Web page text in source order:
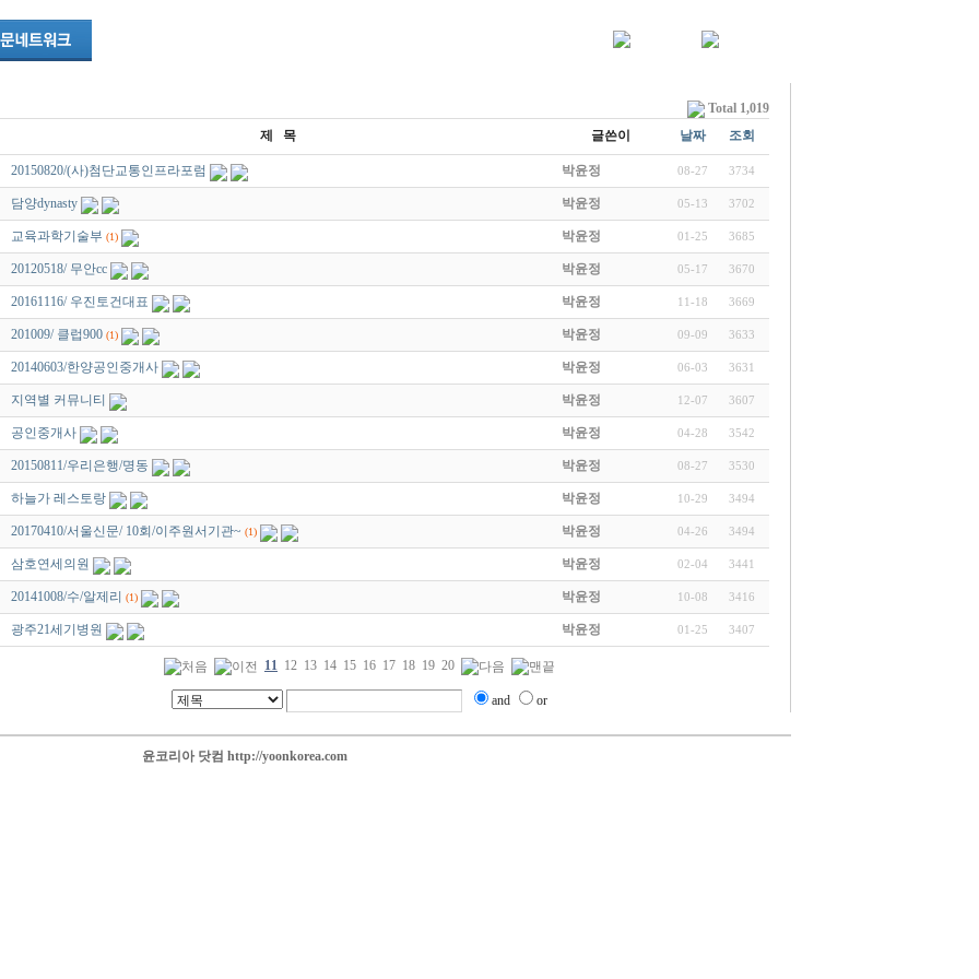
Total 1,019
제 목 글쓴이 날짜 조회
20150820/(사)첨단교통인프라포럼 박윤정 08-27 3734
담양dynasty 박윤정 05-13 3702
교육과학기술부 (1) 박윤정 01-25 3685
20120518/ 무안cc 박윤정 05-17 3670
20161116/ 우진토건대표 박윤정 11-18 3669
201009/ 클럽900 (1) 박윤정 09-09 3633
20140603/한양공인중개사 박윤정 06-03 3631
지역별 커뮤니티 박윤정 12-07 3607
공인중개사 박윤정 04-28 3542
20150811/우리은행/명동 박윤정 08-27 3530
하늘가 레스토랑 박윤정 10-29 3494
20170410/서울신문/ 10회/이주원서기관~ (1) 박윤정 04-26 3494
삼호연세의원 박윤정 02-04 3441
20141008/수/알제리 (1) 박윤정 10-08 3416
광주21세기병원 박윤정 01-25 3407
11 12 13 14 15 16 17 18 19 20
and or
윤코리아 닷컴 http://yoonkorea.com